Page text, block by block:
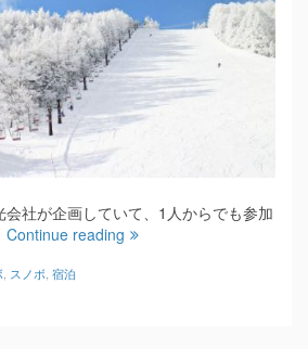
社が企画していて、1人からでも参加
Continue reading
スノボ 宿泊